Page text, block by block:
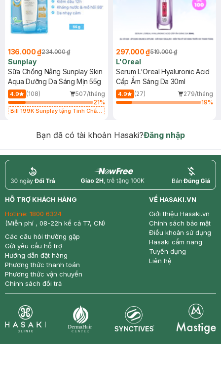
136.000 ₫234.000 ₫
Sunplay
Sữa Chống Nắng Sunplay Skin
Aqua Dưỡng Da Sáng Mịn 55g
4.9 (108)
507/tháng
21%
Bill 199K Sunplay tặng Tinh Chất
297.000 ₫519.000 ₫
L'Oreal
Serum L'Oreal Hyaluronic Acid
Cấp Ẩm Sáng Da 30ml
4.9 (27)
279/tháng
19%
Bạn đã có tài khoản Hasaki?Đăng nhập
return nowfree price
HỖ TRỢ KHÁCH HÀNG
Hotline: 1800 6324
(Miễn phí , 08-22h kể cả T7, CN)
Các câu hỏi thường gặp
Gửi yêu cầu hỗ trợ
Hướng dẫn đặt hàng
Phương thức thanh toán
Phương thức vận chuyển
Chính sách đổi trả
VỀ HASAKI.VN
Giới thiệu Hasaki.vn
Chính sách bảo mật
Điều khoản sử dụng
Hasaki cẩm nang
Tuyển dụng
Liên hệ